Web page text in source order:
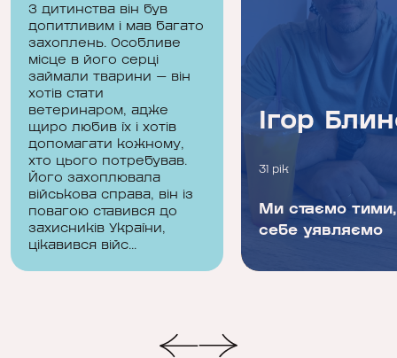
Лабунець
Стас
Олегович
24 роки
« Я живу так, щоб
мені не було
соромно дивитися в
очі мат...
З дитинства він був
допитливим і мав багато
захоплень. Особливе
місце в його серці
займали тварини — він
хотів стати
ветеринаром, адже
щиро любив їх і хотів
допомагати кожному,
хто цього потребував.
Його захоплювала
військова справа, він із
повагою ставився до
захисників України,
цікавився війс...
Ігор
31 рік
Ми стаємо
себе уявляємо